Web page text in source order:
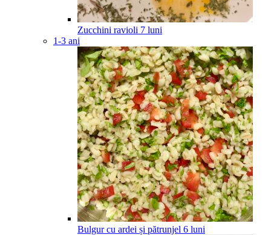
Zucchini ravioli 7 luni
1-3 ani
Bulgur cu ardei și pătrunjel 6 luni